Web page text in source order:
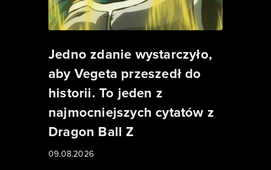
Jedno zdanie wystarczyło,
aby Vegeta przeszedł do
historii. To jeden z
najmocniejszych cytatów z
Dragon Ball Z
09.08.2026